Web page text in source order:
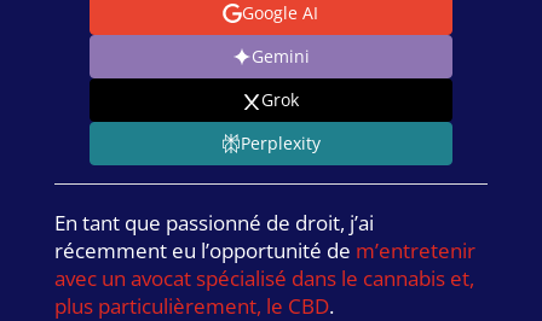
Google AI
Gemini
Grok
Perplexity
En tant que passionné de droit, j’ai
récemment eu l’opportunité de m’entretenir
avec un avocat spécialisé dans le cannabis et,
plus particulièrement, le CBD.